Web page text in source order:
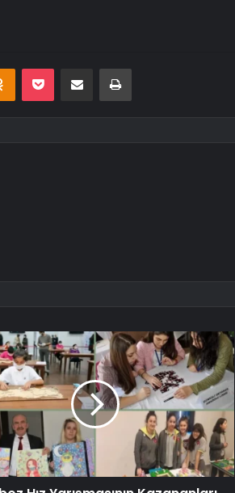
Odnoklassniki
Pocket E-Posta ile paylaş Yazdır